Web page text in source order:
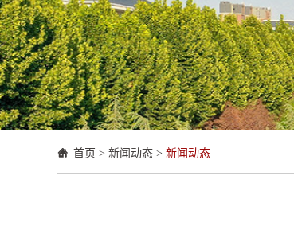
首页 > 新闻动态 > 新闻动态